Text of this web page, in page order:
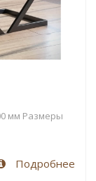
мм Размеры
Подробнее